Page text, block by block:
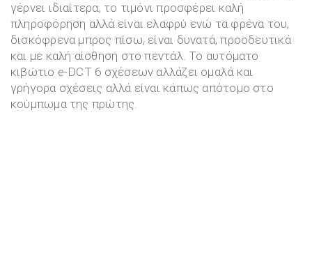
γέρνει ιδιαίτερα, το τιμόνι προσφέρει καλή
πληροφόρηση αλλά είναι ελαφρύ ενώ τα φρένα του,
δισκόφρενα μπρος πίσω, είναι δυνατά, προοδευτικά
και με καλή αίσθηση στο πεντάλ. Το αυτόματο
κιβώτιο e-DCT 6 σχέσεων αλλάζει ομαλά και
γρήγορα σχέσεις αλλά είναι κάπως απότομο στο
κούμπωμα της πρώτης.